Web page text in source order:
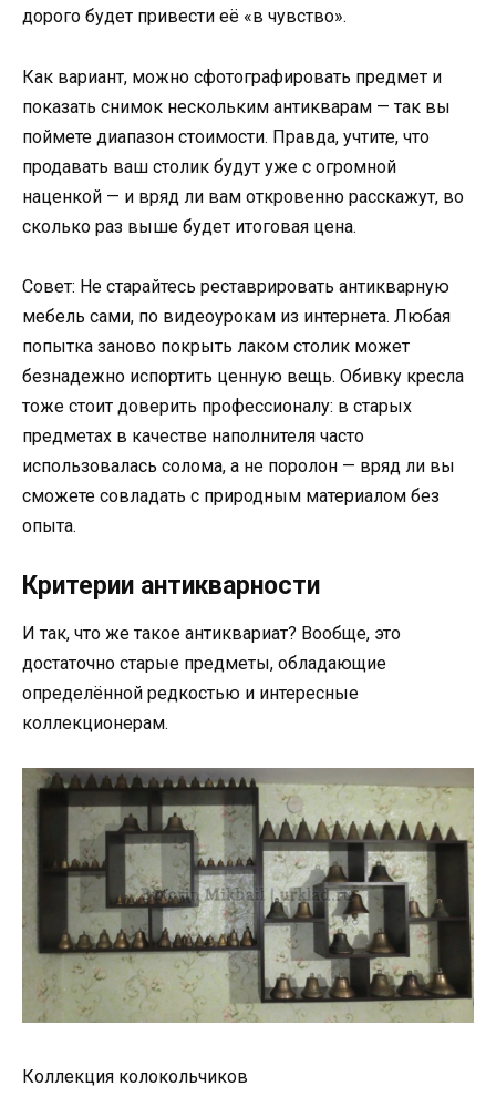
дорого будет привести её «в чувство».
Как вариант, можно сфотографировать предмет и
показать снимок нескольким антикварам — так вы
поймете диапазон стоимости. Правда, учтите, что
продавать ваш столик будут уже с огромной
наценкой — и вряд ли вам откровенно расскажут, во
сколько раз выше будет итоговая цена.
Совет: Не старайтесь реставрировать антикварную
мебель сами, по видеоурокам из интернета. Любая
попытка заново покрыть лаком столик может
безнадежно испортить ценную вещь. Обивку кресла
тоже стоит доверить профессионалу: в старых
предметах в качестве наполнителя часто
использовалась солома, а не поролон — вряд ли вы
сможете совладать с природным материалом без
опыта.
Критерии антикварности
И так, что же такое антиквариат? Вообще, это
достаточно старые предметы, обладающие
определённой редкостью и интересные
коллекционерам.
Коллекция колокольчиков